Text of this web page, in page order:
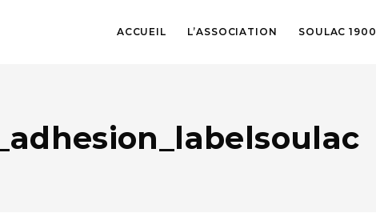
ACCUEIL L’ASSOCIATION SOULAC 1900